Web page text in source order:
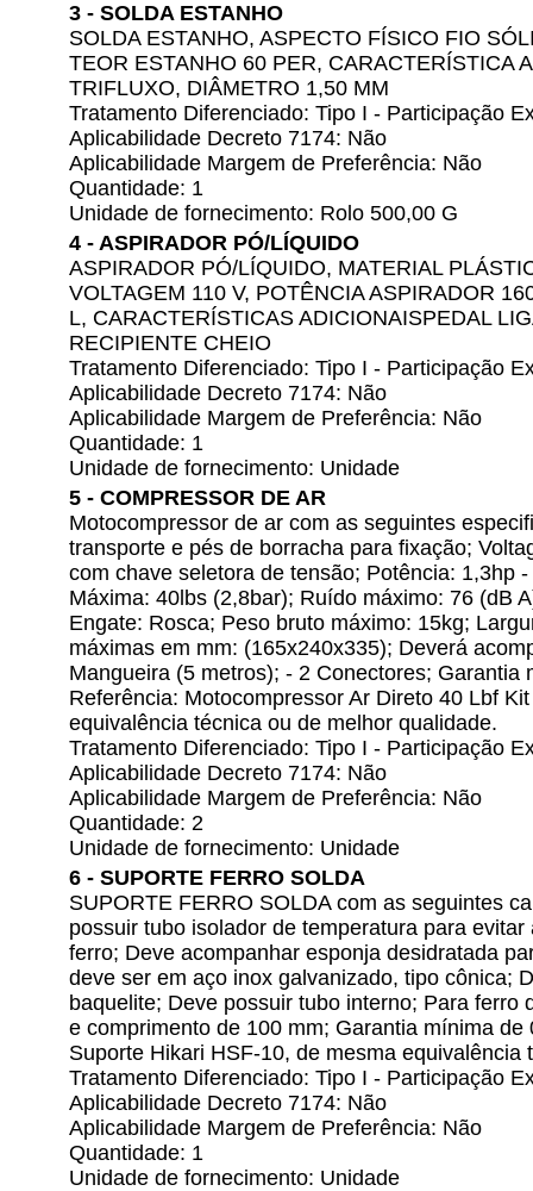
3 - SOLDA ESTANHO
SOLDA ESTANHO, ASPECTO FÍSICO FIO
TEOR ESTANHO 60 PER, CARACTERÍSTICA
TRIFLUXO, DIÂMETRO 1,50 MM
Tratamento Diferenciado: Tipo I - Participação
Aplicabilidade Decreto 7174: Não
Aplicabilidade Margem de Preferência: Não
Quantidade: 1
Unidade de fornecimento: Rolo 500,00 G
4 - ASPIRADOR PÓ/LÍQUIDO
ASPIRADOR PÓ/LÍQUIDO, MATERIAL
VOLTAGEM 110 V, POTÊNCIA ASPIRADOR
L, CARACTERÍSTICAS ADICIONAISPEDAL
RECIPIENTE CHEIO
Tratamento Diferenciado: Tipo I - Participação
Aplicabilidade Decreto 7174: Não
Aplicabilidade Margem de Preferência: Não
Quantidade: 1
Unidade de fornecimento: Unidade
5 - COMPRESSOR DE AR
Motocompressor de ar com as seguintes
transporte e pés de borracha para fixação;
com chave seletora de tensão; Potência: 1,3hp
Máxima: 40lbs (2,8bar); Ruído máximo: 76 (dB
Engate: Rosca; Peso bruto máximo: 15kg;
máximas em mm: (165x240x335); Deverá
Mangueira (5 metros); - 2 Conectores; Garantia
Referência: Motocompressor Ar Direto 40 Lbf
equivalência técnica ou de melhor qualidade.
Tratamento Diferenciado: Tipo I - Participação
Aplicabilidade Decreto 7174: Não
Aplicabilidade Margem de Preferência: Não
Quantidade: 2
Unidade de fornecimento: Unidade
6 - SUPORTE FERRO SOLDA
SUPORTE FERRO SOLDA com as seguintes
possuir tubo isolador de temperatura para
ferro; Deve acompanhar esponja desidratada
deve ser em aço inox galvanizado, tipo cônica;
baquelite; Deve possuir tubo interno; Para ferro
e comprimento de 100 mm; Garantia mínima
Suporte Hikari HSF-10, de mesma equivalência
Tratamento Diferenciado: Tipo I - Participação
Aplicabilidade Decreto 7174: Não
Aplicabilidade Margem de Preferência: Não
Quantidade: 1
Unidade de fornecimento: Unidade